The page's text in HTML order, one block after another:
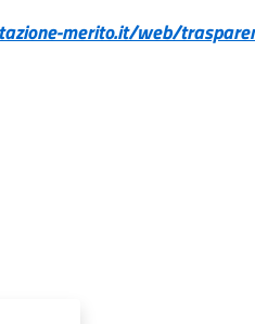
merito.it/web/